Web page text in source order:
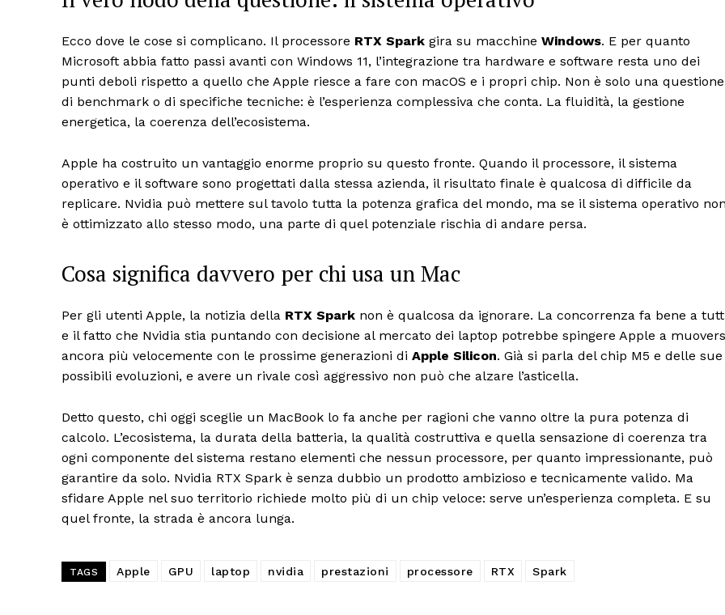
Ecco dove le cose si complicano. Il processore RTX Spark gira su macchine Windows. E per quanto
Microsoft abbia fatto passi avanti con Windows 11, l’integrazione tra hardware e software resta uno dei
punti deboli rispetto a quello che Apple riesce a fare con macOS e i propri chip. Non è solo una questione
di benchmark o di specifiche tecniche: è l’esperienza complessiva che conta. La fluidità, la gestione
energetica, la coerenza dell’ecosistema.
Apple ha costruito un vantaggio enorme proprio su questo fronte. Quando il processore, il sistema
operativo e il software sono progettati dalla stessa azienda, il risultato finale è qualcosa di difficile da
replicare. Nvidia può mettere sul tavolo tutta la potenza grafica del mondo, ma se il sistema operativo
è ottimizzato allo stesso modo, una parte di quel potenziale rischia di andare persa.
Cosa significa davvero per chi usa un Mac
Per gli utenti Apple, la notizia della RTX Spark non è qualcosa da ignorare. La concorrenza fa bene a
e il fatto che Nvidia stia puntando con decisione al mercato dei laptop potrebbe spingere Apple a
ancora più velocemente con le prossime generazioni di Apple Silicon. Già si parla del chip M5 e delle sue
possibili evoluzioni, e avere un rivale così aggressivo non può che alzare l’asticella.
Detto questo, chi oggi sceglie un MacBook lo fa anche per ragioni che vanno oltre la pura potenza di
calcolo. L’ecosistema, la durata della batteria, la qualità costruttiva e quella sensazione di coerenza tra
ogni componente del sistema restano elementi che nessun processore, per quanto impressionante, può
garantire da solo. Nvidia RTX Spark è senza dubbio un prodotto ambizioso e tecnicamente valido. Ma
sfidare Apple nel suo territorio richiede molto più di un chip veloce: serve un’esperienza completa. E su
quel fronte, la strada è ancora lunga.
TAGS Apple GPU laptop nvidia prestazioni processore RTX Spark